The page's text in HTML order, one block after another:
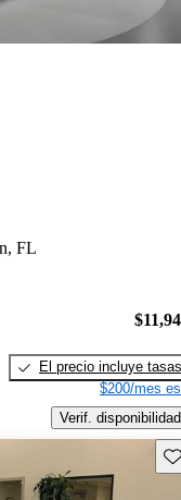
FL
El precio incluye tasas
$200/mes
Verif. disponibilidad